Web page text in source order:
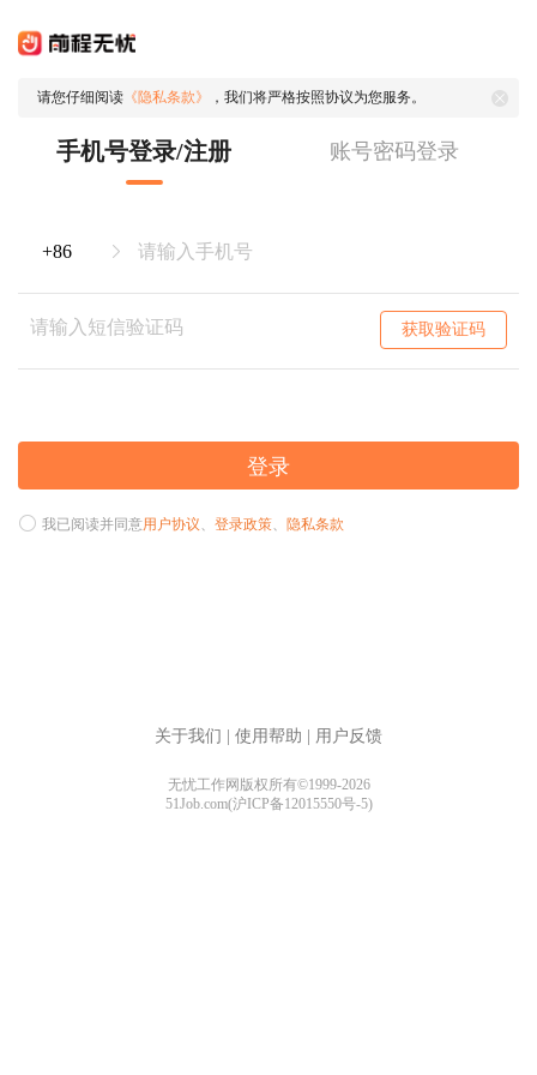
请您仔细阅读 《隐私条款》 ，我们将严格按照协议为您服务。
手机号登录/注册 账号密码登录
获取验证码
登录
我已阅读并同意用户协议、 登录政策、 隐私条款
关于我们 使用帮助 用户反馈
无忧工作网版权所有©1999-2026
51Job.com(沪ICP备12015550号-5)